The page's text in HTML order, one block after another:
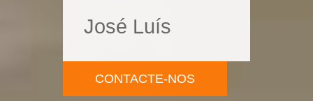
José Luís
CONTACTE-NOS